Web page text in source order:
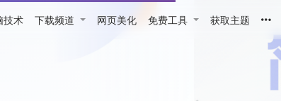
技术 下载频道 网页美化 免费工具 获取主题